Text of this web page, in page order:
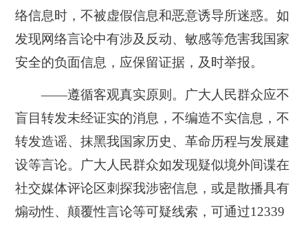
络信息时，不被虚假信息和恶意诱导所迷惑。如
发现网络言论中有涉及反动、敏感等危害我国家
安全的负面信息，应保留证据，及时举报。
——遵循客观真实原则。 广大人民群众应不
盲目转发未经证实的消息，不编造不实信息，不
转发造谣、抹黑我国家历史、革命历程与发展建
设等言论。广大人民群众如发现疑似境外间谍在
社交媒体评论区刺探我涉密信息，或是散播具有
煽动性、颠覆性言论等可疑线索，可通过12339